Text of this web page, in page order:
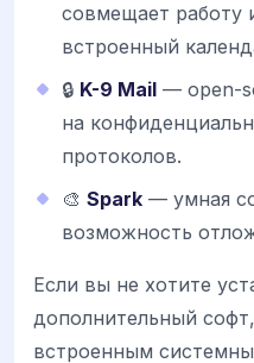
совмещает работу
встроенный
🔒 K-9 Mail — open-
на
протоколов.
🎨 Spark — умная
возможность
Если вы не хотите
дополнительный
встроенным